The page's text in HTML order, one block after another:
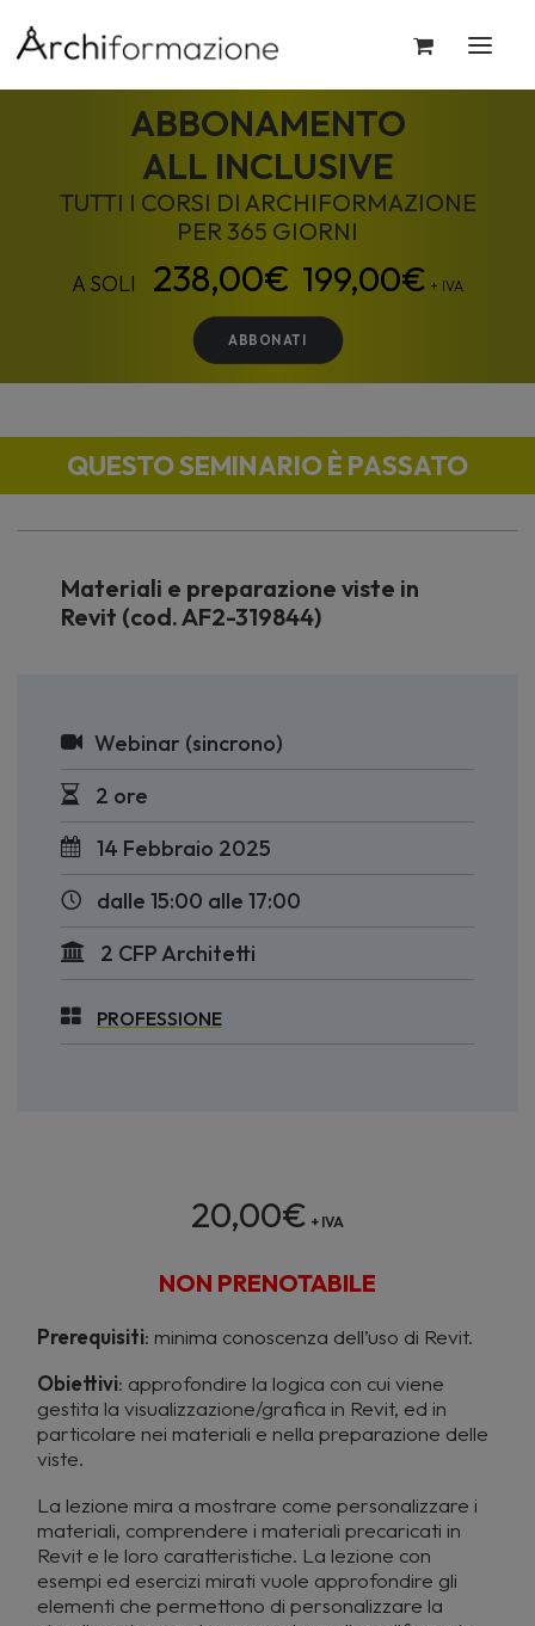
ABBONAMENTO
ALL INCLUSIVE
TUTTI I CORSI DI ARCHIFORMAZIONE
PER 365 GIORNI
199,00€ + IVA
ABBONATI
QUESTO SEMINARIO È PASSATO
Materiali e preparazione viste in
Revit (cod. AF2-319844)
Webinar (sincrono)
2 ore
14 Febbraio 2025
dalle 15:00 alle 17:00
2 CFP Architetti
PROFESSIONE
20,00€ + IVA
NON PRENOTABILE
Prerequisiti: minima conoscenza dell’uso di Revit.
Obiettivi: approfondire la logica con cui viene
gestita la visualizzazione/grafica in Revit, ed in
particolare nei materiali e nella preparazione delle
viste.
La lezione mira a mostrare come personalizzare i
materiali, comprendere i materiali precaricati in
Revit e le loro caratteristiche. La lezione con
esempi ed esercizi mirati vuole approfondire gli
elementi che permettono di personalizzare la